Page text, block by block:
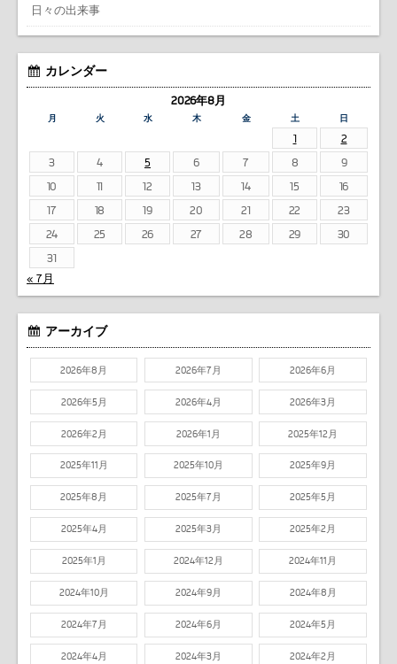
日々の出来事
カレンダー
2026年8月
月 火 水 木 金 土 日
1
2
3
4 5 6 7 8
9
10
11 12 13 14 15
16
17
18 19 20 21 22
23
24
25 26 27 28 29
30
31
« 7月
アーカイブ
2026年8月 2026年7月 2026年6月
2026年5月 2026年4月 2026年3月
2026年2月 2026年1月 2025年12月
2025年11月 2025年10月 2025年9月
2025年8月 2025年7月 2025年5月
2025年4月 2025年3月 2025年2月
2025年1月 2024年12月 2024年11月
2024年10月 2024年9月 2024年8月
2024年7月 2024年6月 2024年5月
2024年4月 2024年3月 2024年2月